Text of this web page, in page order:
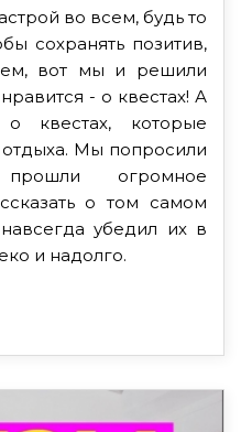
во всем, будь то
сохранять позитив,
вот мы и решили
- о квестах! А
квестах, которые
Мы попросили
огромное
о том самом
убедил их в
и надолго.